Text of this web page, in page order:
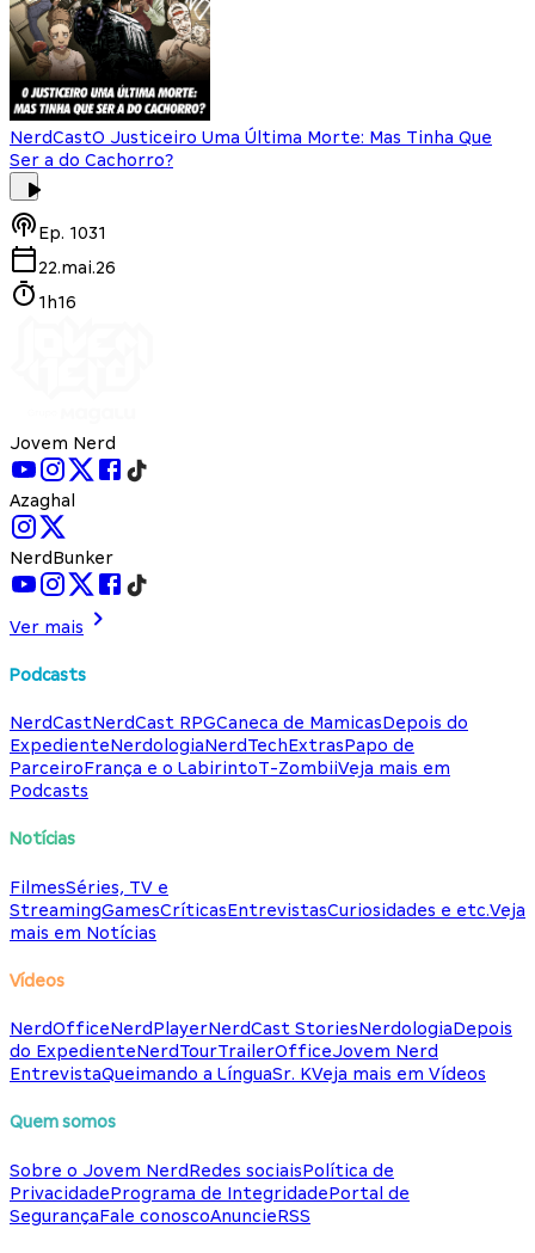
NerdCastO Justiceiro Uma Última Morte: Mas Tinha Que
Ser a do Cachorro?
Ep. 1031
22.mai.26
1h16
Jovem Nerd
Azaghal
NerdBunker
Ver mais
Podcasts
NerdCastNerdCast RPGCaneca de MamicasDepois do
ExpedienteNerdologiaNerdTechExtrasPapo de
ParceiroFrança e o LabirintoT-ZombiiVeja mais em
Podcasts
Notícias
FilmesSéries, TV e
StreamingGamesCríticasEntrevistasCuriosidades e etc.Veja
mais em Notícias
Vídeos
NerdOfficeNerdPlayerNerdCast StoriesNerdologiaDepois
do ExpedienteNerdTourTrailerOfficeJovem Nerd
EntrevistaQueimando a LínguaSr. KVeja mais em Vídeos
Quem somos
Sobre o Jovem NerdRedes sociaisPolítica de
PrivacidadePrograma de IntegridadePortal de
SegurançaFale conoscoAnuncieRSS